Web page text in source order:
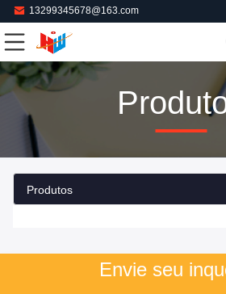
13299345678@163.com
Produtos
Envie seu